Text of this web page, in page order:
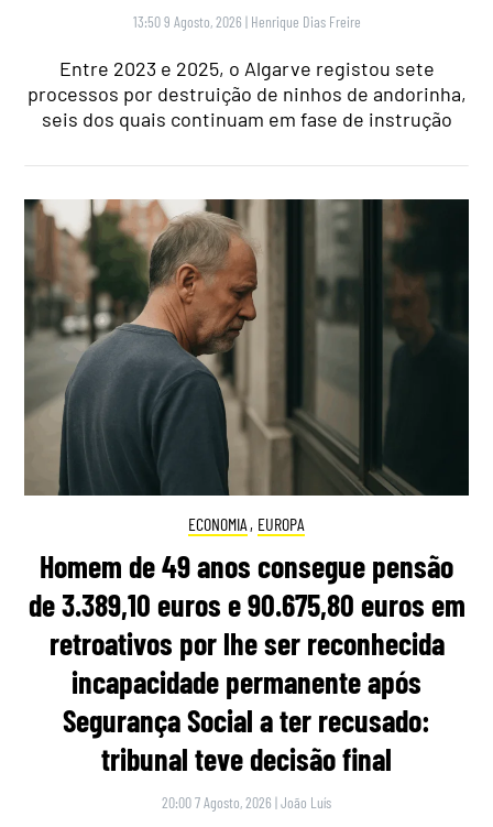
13:50 9 Agosto, 2026 | Henrique Dias Freire
Entre 2023 e 2025, o Algarve registou sete
processos por destruição de ninhos de andorinha,
seis dos quais continuam em fase de instrução
ECONOMIA , EUROPA
Homem de 49 anos consegue pensão
de 3.389,10 euros e 90.675,80 euros em
retroativos por lhe ser reconhecida
incapacidade permanente após
Segurança Social a ter recusado:
tribunal teve decisão final
20:00 7 Agosto, 2026 |João Luís